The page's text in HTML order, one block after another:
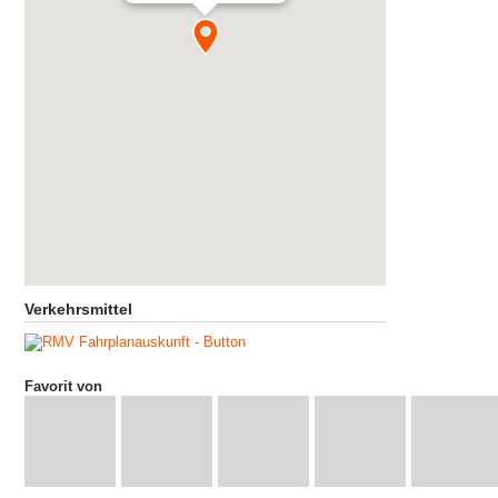
Verkehrsmittel
Favorit von